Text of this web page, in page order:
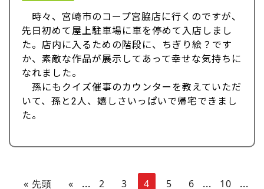
時々、宮崎市のコープ宮脇店に行くのですが、
先日初めて屋上駐車場に車を停めて入店しまし
た。店内に入るための階段に、ちぎり絵？です
か、素敵な作品が展示してあって幸せな気持ちに
なれました。
孫にもクイズ催事のカウンターを教えていただ
いて、孫と2人、嬉しさいっぱいで帰宅できまし
た。
« 先頭 « ... 2 3 4 5 6 ... 10
...